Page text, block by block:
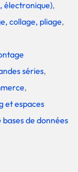
électronique),
collage, pliage,
séries,
,
et espaces
bases de données